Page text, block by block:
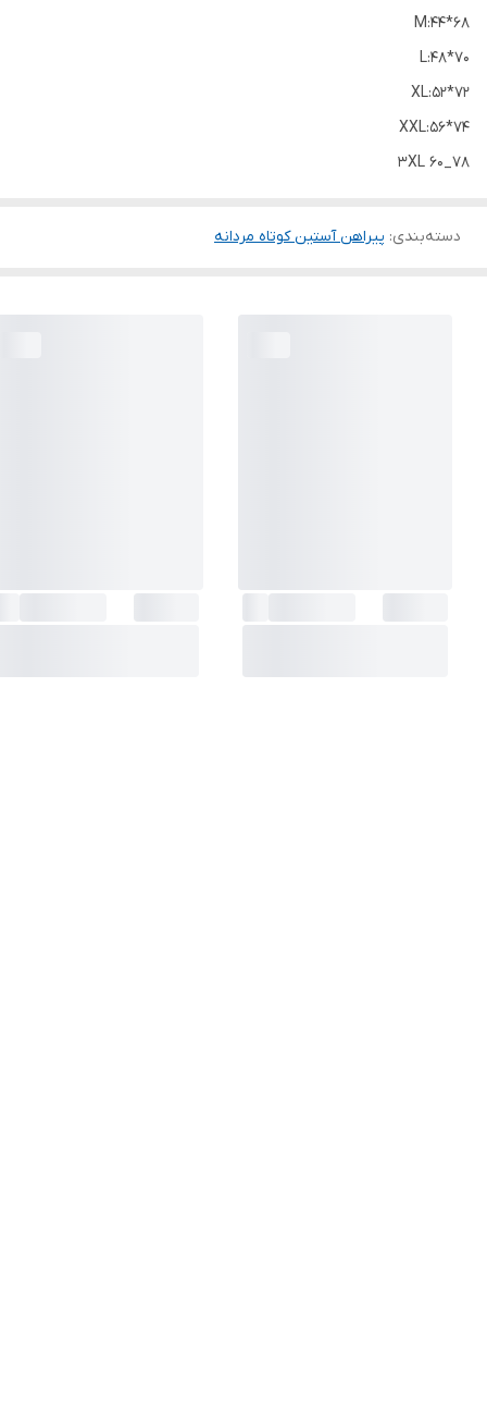
M:44*68
L:48*70
XL:52*72
XXL:56*74
دسته‌بندی: پیراهن آستین کوتاه مردانه